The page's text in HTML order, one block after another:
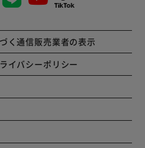
く通信販売業者の表示
イバシーポリシー